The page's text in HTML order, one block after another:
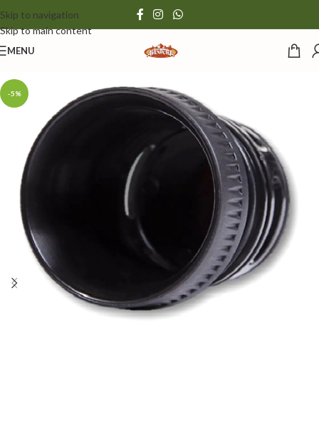
Skip to navigation
Skip to main content
MENU
-5%